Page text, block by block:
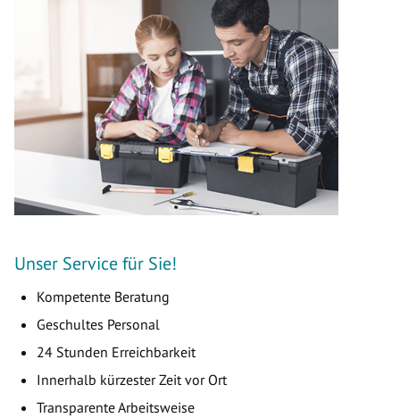
Unser Service für Sie!
Kompetente Beratung
Geschultes Personal
24 Stunden Erreichbarkeit
Innerhalb kürzester Zeit vor Ort
Transparente Arbeitsweise